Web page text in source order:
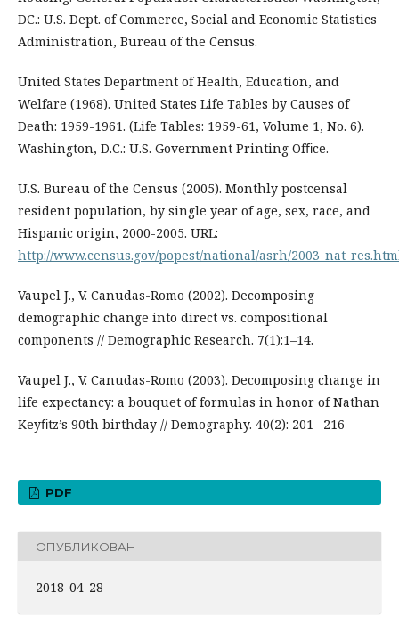
DC.: U.S. Dept. of Commerce, Social and Economic Statistics
Administration, Bureau of the Census.
United States Department of Health, Education, and
Welfare (1968). United States Life Tables by Causes of
Death: 1959-1961. (Life Tables: 1959-61, Volume 1, No. 6).
Washington, D.C.: U.S. Government Printing Ofﬁce.
U.S. Bureau of the Census (2005). Monthly postcensal
resident population, by single year of age, sex, race, and
Hispanic origin, 2000-2005. URL:
http://www.census.gov/popest/national/asrh/
Vaupel J., V. Canudas-Romo (2002). Decomposing
demographic change into direct vs. compositional
components // Demographic Research. 7(1):1–14.
Vaupel J., V. Canudas-Romo (2003). Decomposing change in
life expectancy: a bouquet of formulas in honor of Nathan
Keyﬁtz’s 90th birthday // Demography. 40(2): 201– 216
PDF
ОПУБЛИКОВАН
2018-04-28